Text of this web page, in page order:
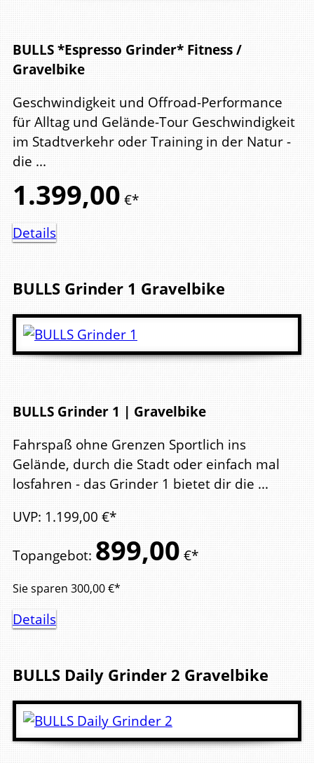
BULLS *Espresso Grinder* Fitness /
Gravelbike
Geschwindigkeit und Offroad-Performance
für Alltag und Gelände-Tour Geschwindigkeit
im Stadtverkehr oder Training in der Natur -
die ...
1.399,00 €*
Details
BULLS Grinder 1 Gravelbike
BULLS Grinder 1 | Gravelbike
Fahrspaß ohne Grenzen Sportlich ins
Gelände, durch die Stadt oder einfach mal
losfahren - das Grinder 1 bietet dir die ...
UVP: 1.199,00 €*
Topangebot: 899,00 €*
Sie sparen 300,00€*
Details
BULLS Daily Grinder 2 Gravelbike